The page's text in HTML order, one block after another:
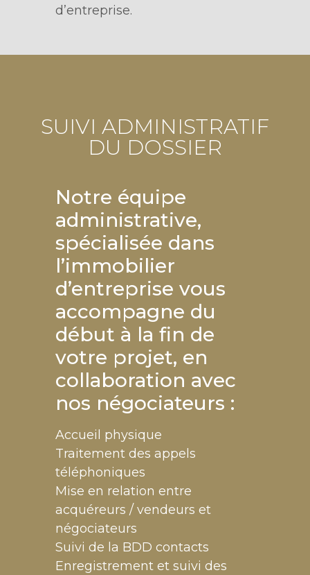
d’entreprise.
SUIVI ADMINISTRATIF
DU DOSSIER
Notre équipe
administrative,
spécialisée dans
l’immobilier
d’entreprise vous
accompagne du
début à la fin de
votre projet, en
collaboration avec
nos négociateurs :
Accueil physique
Traitement des appels
téléphoniques
Mise en relation entre
acquéreurs / vendeurs et
négociateurs
Suivi de la BDD contacts
Enregistrement et suivi des